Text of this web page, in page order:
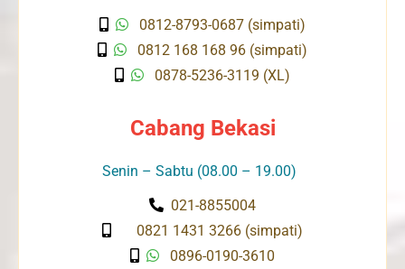
0812-8793-0687 (simpati)
0812 168 168 96 (simpati)
0878-5236-3119 (XL)
Cabang Bekasi
Senin – Sabtu (08.00 – 19.00)
021-8855004
0821 1431 3266 (simpati)
0896-0190-3610